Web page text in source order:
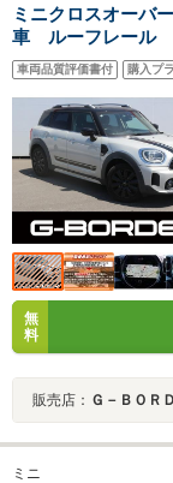
ミニクロスオー
車 ルーフレール
ィブクルーズコン
LEDヘッドランプ
スト オートライ
車両品質評価書付 購入プ
無
料
販売店： Ｇ－ＢＯＲ
ミニ